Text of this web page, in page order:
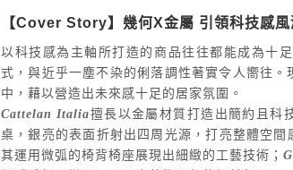
【Cover Story】幾何X金屬 引領科技感風
以科技感為主軸所打造的商品往往都能成為十
式，與近乎一塵不染的俐落調性著實令人嚮往
中，藉以營造出未來感十足的居家氛圍。
Cattelan Italia擅長以金屬材質打造出簡約且科
桌，銀亮的表面折射出四周光源，打亮整體空間
其運用微弧的椅背椅座展現出細緻的工藝技術；